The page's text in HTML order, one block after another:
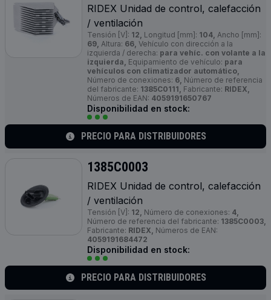
RIDEX Unidad de control, calefacción
/ ventilación
Tensión [V]: 12, Longitud [mm]: 104, Ancho [mm]:
69, Altura: 66, Vehículo con dirección a la
izquierda / derecha: para vehíc. con volante a la
izquierda, Equipamiento de vehículo: para
vehículos con climatizador automático,
Número de conexiones: 6, Número de referencia
del fabricante: 1385C0111, Fabricante: RIDEX,
Números de EAN: 4059191650767
Disponibilidad en stock:
PRECIO PARA DISTRIBUIDORES
1385C0003
RIDEX Unidad de control, calefacción
/ ventilación
Tensión [V]: 12, Número de conexiones: 4,
Número de referencia del fabricante: 1385C0003,
Fabricante: RIDEX, Números de EAN:
4059191684472
Disponibilidad en stock:
PRECIO PARA DISTRIBUIDORES